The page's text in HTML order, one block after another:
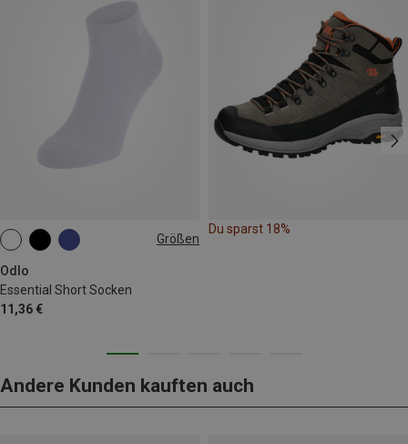
Größen
Odlo
Essential Short Socken
11,36 €
39|40|41
45|46|47
Du sparst 18%
Andere Kunden kauften auch